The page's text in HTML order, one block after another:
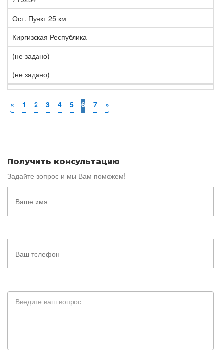
Ост. Пункт 25 км
Киргизская Республика
(не задано)
(не задано)
« 1 2 3 4 5 6 7 »
Получить консультацию
Задайте вопрос и мы Вам поможем!